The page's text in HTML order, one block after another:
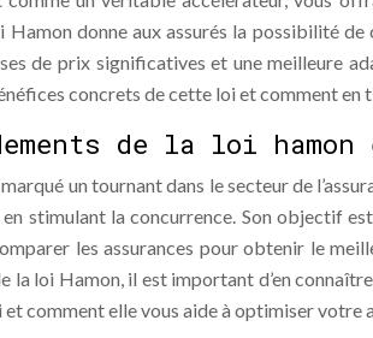
Hamon donne aux assurés la possibilité
de prix significatives et une meilleure
concrets de cette loi et comment en
de la loi hamon
un tournant dans le secteur de
stimulant la concurrence. Son objectif
les assurances pour obtenir le
la loi Hamon, il est important d’en
comment elle vous aide à optimiser votre